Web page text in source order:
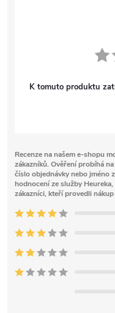
K tomuto produktu
Recenze na našem e-shopu
zákazníků. Ověření probíhá
číslo objednávky nebo jméno
hodnocení ze služby
zákazníci, kteří provedli